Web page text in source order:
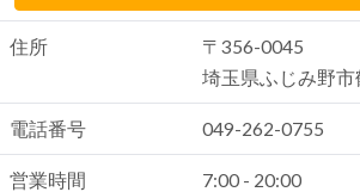
住所
〒356-0045
埼玉県ふじみ野
電話番号 049-262-0755
営業時間 7:00 - 20:00